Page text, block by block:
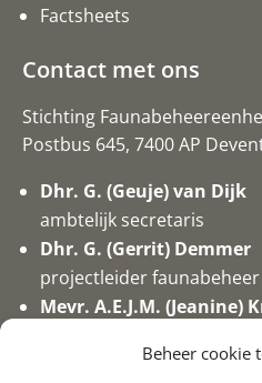
Beheer cookie
Factsheets
Contact met ons
Stichting
Postbus 645, 7400 AP
Dhr. G. (Geuje) van Dijk
ambtelijk secretaris
Dhr. G. (Gerrit) Demmer
projectleider faunabeheer
Mevr. A.E.J.M. (Jeanine)